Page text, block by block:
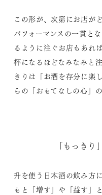
この形が、次第にお店が
パフォーマンスの一貫と
るように注ぐお店もあれ
杯になるほどなみなみと
きりは「お酒を存分に楽
らの「おもてなしの心」
「もっき
升を使う日本酒の飲み方
もと「増す」や「益す」